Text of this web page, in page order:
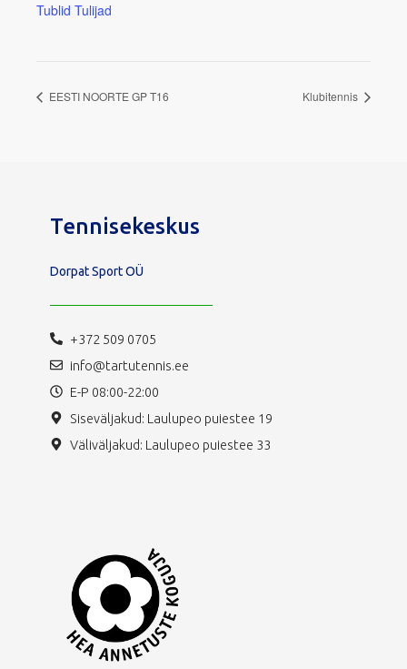
Tublid Tulijad
EESTI NOORTE GP T16 Klubitennis
Tennisekeskus
Dorpat Sport OÜ
+372 509 0705
info@tartutennis.ee
E-P 08:00-22:00
Siseväljakud: Laulupeo puiestee 19
Väliväljakud: Laulupeo puiestee 33